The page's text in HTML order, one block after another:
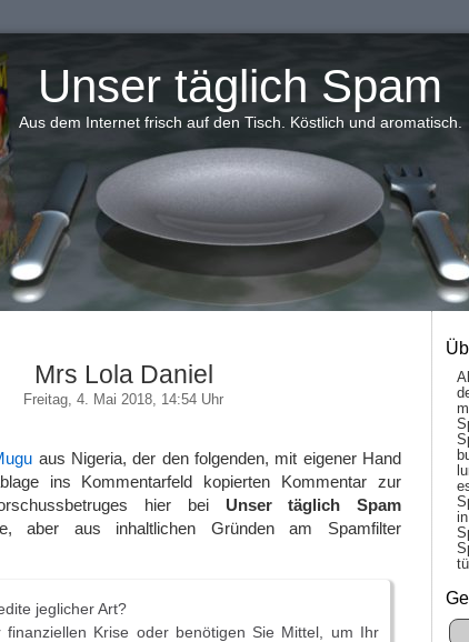
Unser täglich Spam
Aus dem Internet frisch auf den Tisch. Köstlich und aromatisch.
Mrs Lola Daniel
Freitag, 4. Mai 2018, 14:54 Uhr
aus Nigeria, der den folgenden, mit eigener Hand
ins Kommentarfeld kopierten Kommentar zur
hier bei Unser täglich Spam
aber aus inhaltlichen Gründen am Spamfilter
jeglicher Art?
finanziellen Krise oder benötigen Sie Mittel, um Ihr